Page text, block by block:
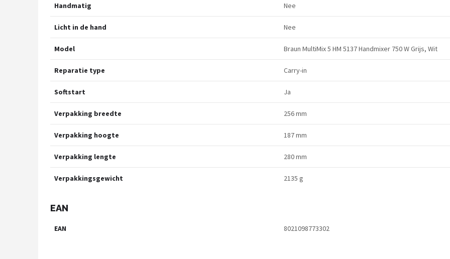
Handmatig Nee
Licht in de hand Nee
Model Braun MultiMix 5 HM 5137 Handmixer 750 W Grijs, Wit
Reparatie type Carry-in
Softstart Ja
Verpakking breedte 256 mm
Verpakking hoogte 187 mm
Verpakking lengte 280 mm
Verpakkingsgewicht 2135 g
EAN
EAN 8021098773302